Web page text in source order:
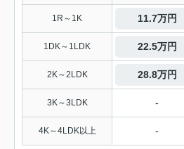
1R～1K 11.7万円
1DK～1LDK 22.5万円
2K～2LDK 28.8万円
3K～3LDK -
4K～4LDK以上 -